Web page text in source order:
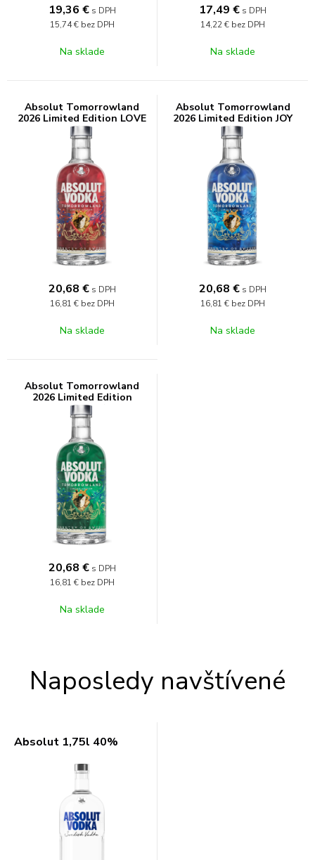
19,36 € s DPH
15,74 € bez DPH
Na sklade
17,49 € s DPH
14,22 € bez DPH
Na sklade
Absolut Tomorrowland
2026 Limited Edition LOVE
40% 0,7l
20,68 € s DPH
16,81 € bez DPH
Na sklade
Absolut Tomorrowland
2026 Limited Edition JOY
40% 0,7l
20,68 € s DPH
16,81 € bez DPH
Na sklade
Absolut Tomorrowland
2026 Limited Edition
WONDER 40% 0,7l
20,68 € s DPH
16,81 € bez DPH
Na sklade
Naposledy navštívené
Absolut 1,75l 40%